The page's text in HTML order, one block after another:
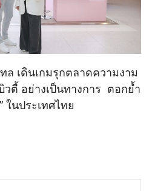
ล เดินเกมรุกตลาดความงาม
วตี้ อย่างเป็นทางการ ตอกย้ำ
ในประเทศไทย